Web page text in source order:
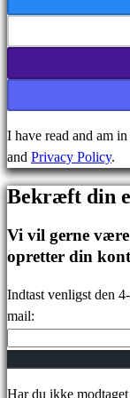
Registrering
Login
Glemt
dit
kodeord?
Skift
sprog
BS
CS
DA
DE
I have read and am
and Privacy Policy.
Bekræft din
Vi vil gerne
opretter din
Indtast venligst den
mail:
Har du ikke